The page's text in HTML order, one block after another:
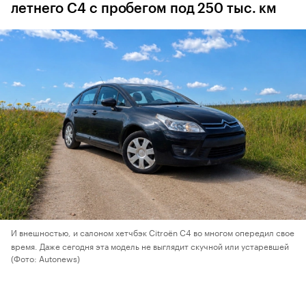
летнего C4 с пробегом под 250 тыс. км
И внешностью, и салоном хетчбэк Citroёn C4 во многом опередил свое
время. Даже сегодня эта модель не выглядит скучной или устаревшей
(Фото: Autonews)